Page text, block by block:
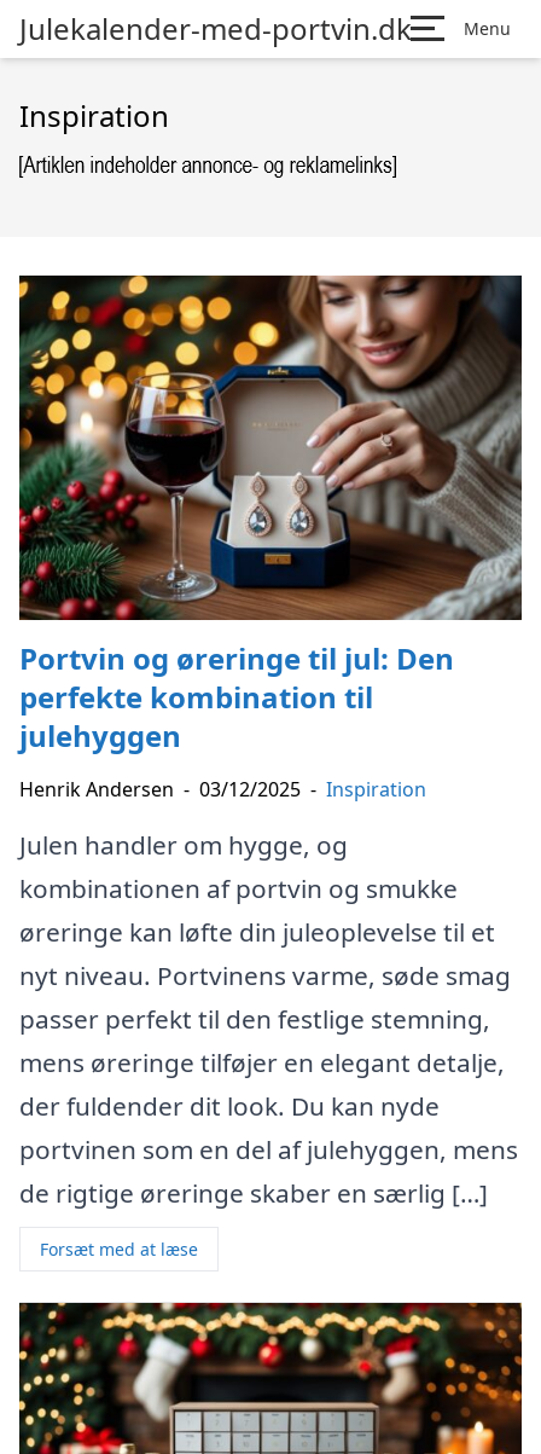
Julekalender-med-portvin.dk Menu
Inspiration
Portvin og øreringe til jul: Den
perfekte kombination til
julehyggen
Henrik Andersen - 03/12/2025 - Inspiration
Julen handler om hygge, og
kombinationen af portvin og smukke
øreringe kan løfte din juleoplevelse til et
nyt niveau. Portvinens varme, søde smag
passer perfekt til den festlige stemning,
mens øreringe tilføjer en elegant detalje,
der fuldender dit look. Du kan nyde
portvinen som en del af julehyggen, mens
de rigtige øreringe skaber en særlig […]
Forsæt med at læse